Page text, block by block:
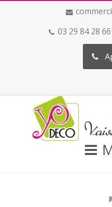
03 29 84 28